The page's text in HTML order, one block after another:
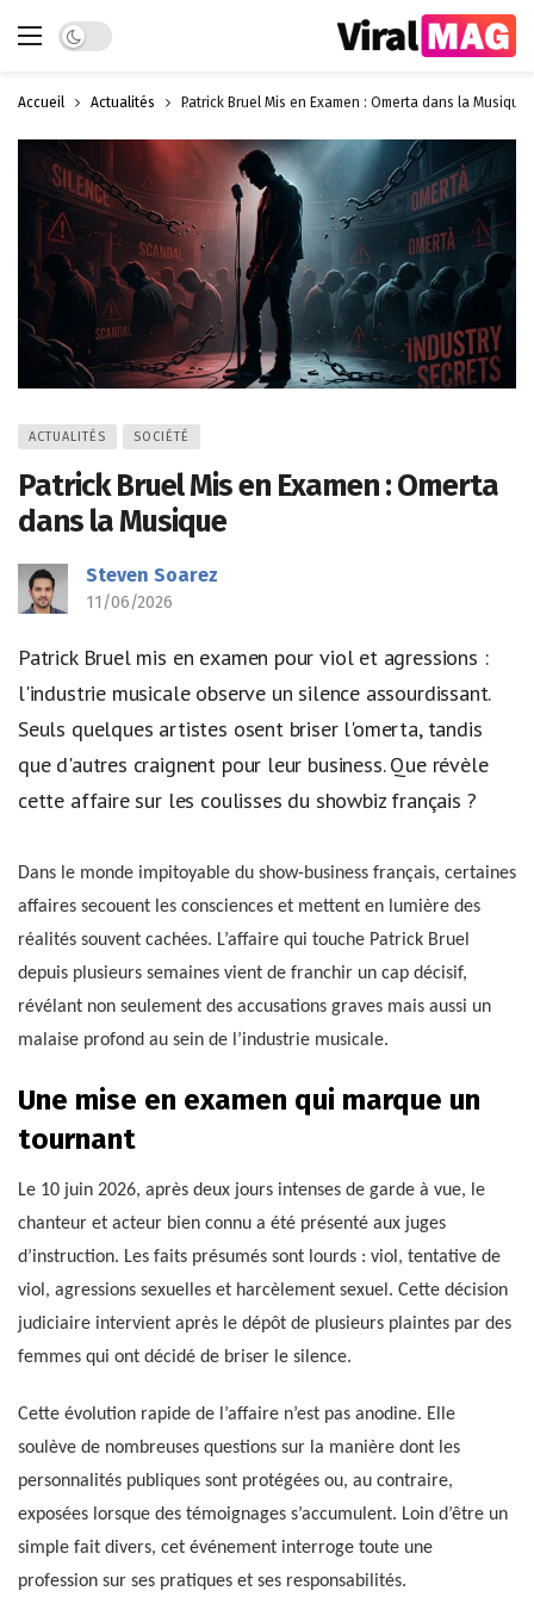
Dark mode
Accueil Actualités Patrick Bruel Mis en Examen : Omerta dans la Musique
ACTUALITÉS SOCIÉTÉ
Patrick Bruel Mis en Examen : Omerta
dans la Musique
Steven Soarez
11/06/2026
Patrick Bruel mis en examen pour viol et agressions :
l'industrie musicale observe un silence assourdissant.
Seuls quelques artistes osent briser l'omerta, tandis
que d'autres craignent pour leur business. Que révèle
cette affaire sur les coulisses du showbiz français ?
Dans le monde impitoyable du show-business français, certaines
affaires secouent les consciences et mettent en lumière des
réalités souvent cachées. L’affaire qui touche Patrick Bruel
depuis plusieurs semaines vient de franchir un cap décisif,
révélant non seulement des accusations graves mais aussi un
malaise profond au sein de l’industrie musicale.
Une mise en examen qui marque un
tournant
Le 10 juin 2026, après deux jours intenses de garde à vue, le
chanteur et acteur bien connu a été présenté aux juges
d’instruction. Les faits présumés sont lourds : viol, tentative de
viol, agressions sexuelles et harcèlement sexuel. Cette décision
judiciaire intervient après le dépôt de plusieurs plaintes par des
femmes qui ont décidé de briser le silence.
Cette évolution rapide de l’affaire n’est pas anodine. Elle
soulève de nombreuses questions sur la manière dont les
personnalités publiques sont protégées ou, au contraire,
exposées lorsque des témoignages s’accumulent. Loin d’être un
simple fait divers, cet événement interroge toute une
profession sur ses pratiques et ses responsabilités.